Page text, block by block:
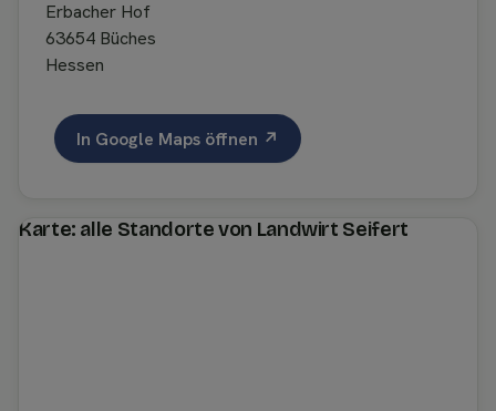
Erbacher Hof
63654 Büches
Hessen
In Google Maps öffnen ↗
Karte: alle Standorte von Landwirt Seifert